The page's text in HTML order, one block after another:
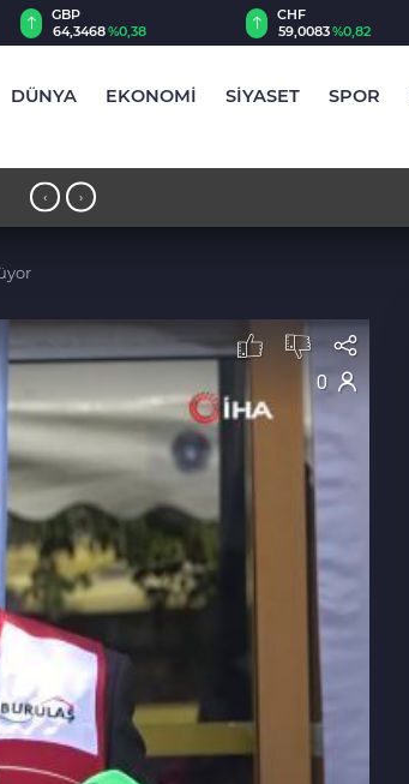
CHF
59,0083%0,82
CAD
34,1883%0,73
DÜNYA EKONOMİ SİYASET SPOR
‹ ›